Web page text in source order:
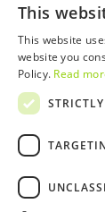
Agenda
Noticias
Restaurantes
Tarjeta WOW
Grupos y eventos
Servicio educativo
This
This website
website you
Policy. Read